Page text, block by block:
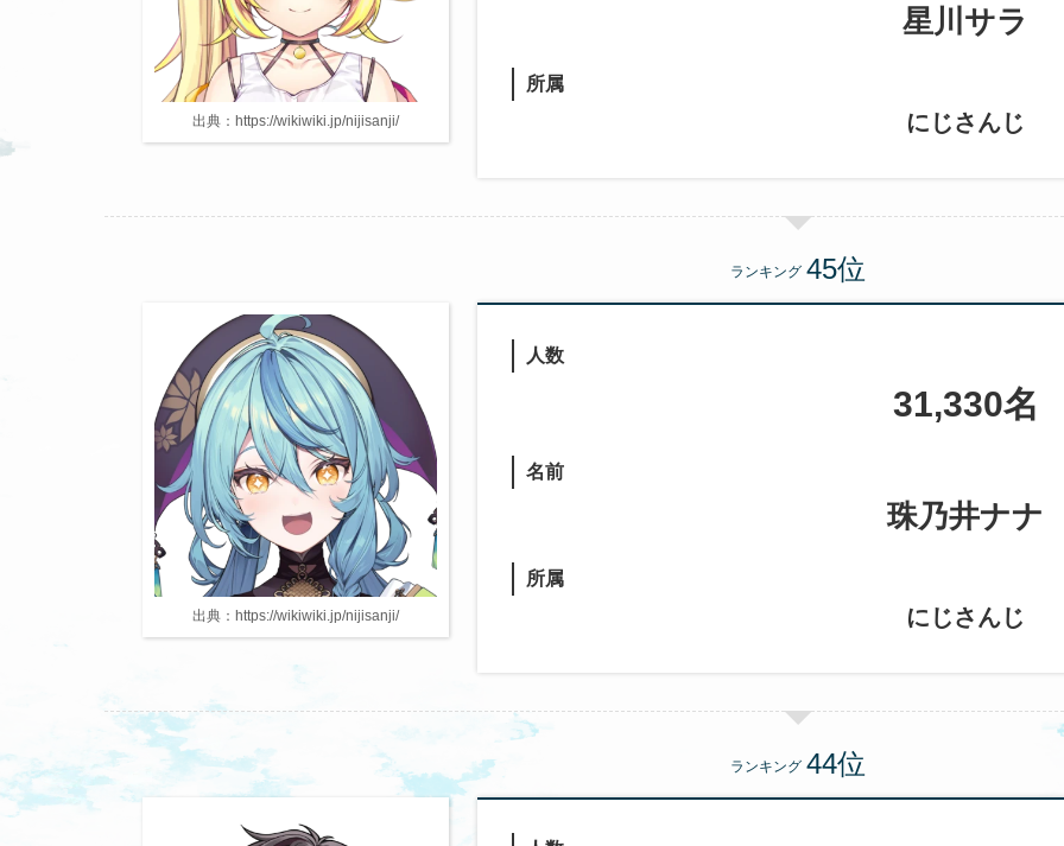
出典：https://wikiwiki.jp/nijisanji/
星川サラ
所属
にじさんじ
ランキング
出典：https://wikiwiki.jp/nijisanji/
人数
31,330名
名前
珠乃井ナナ
所属
にじさんじ
ランキング